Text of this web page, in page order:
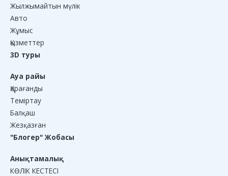
Жылжымайтын мүлік
Авто
Жұмыс
Қызметтер
3D туры
Ауа райы
Қарағанды
Теміртау
Балқаш
Жезқазған
"Блогер" Жобасы
Анықтамалық
КӨЛІК КЕСТЕСІ